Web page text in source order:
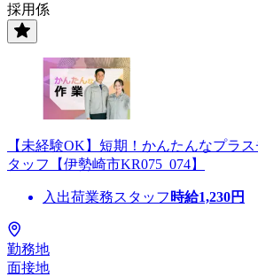
採用係
【未経験OK】短期！かんたんなプラ
タッフ【伊勢崎市KR075_074】
入出荷業務スタッフ 時給1,230円
勤務地
面接地